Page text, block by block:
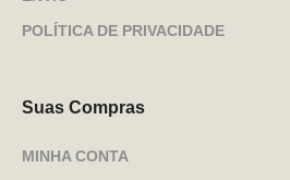
POLÍTICA DE PRIVACIDADE
Suas Compras
MINHA CONTA